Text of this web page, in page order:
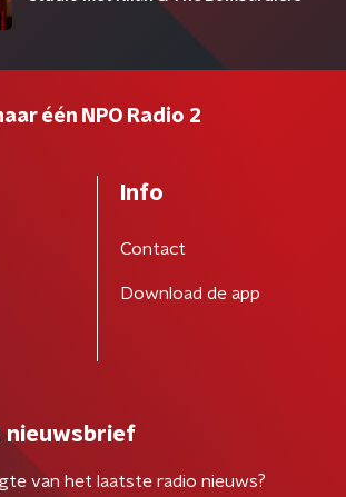
één NPO Radio 2
Info
Contact
Download de app
nieuwsbrief
van het laatste radio nieuws?